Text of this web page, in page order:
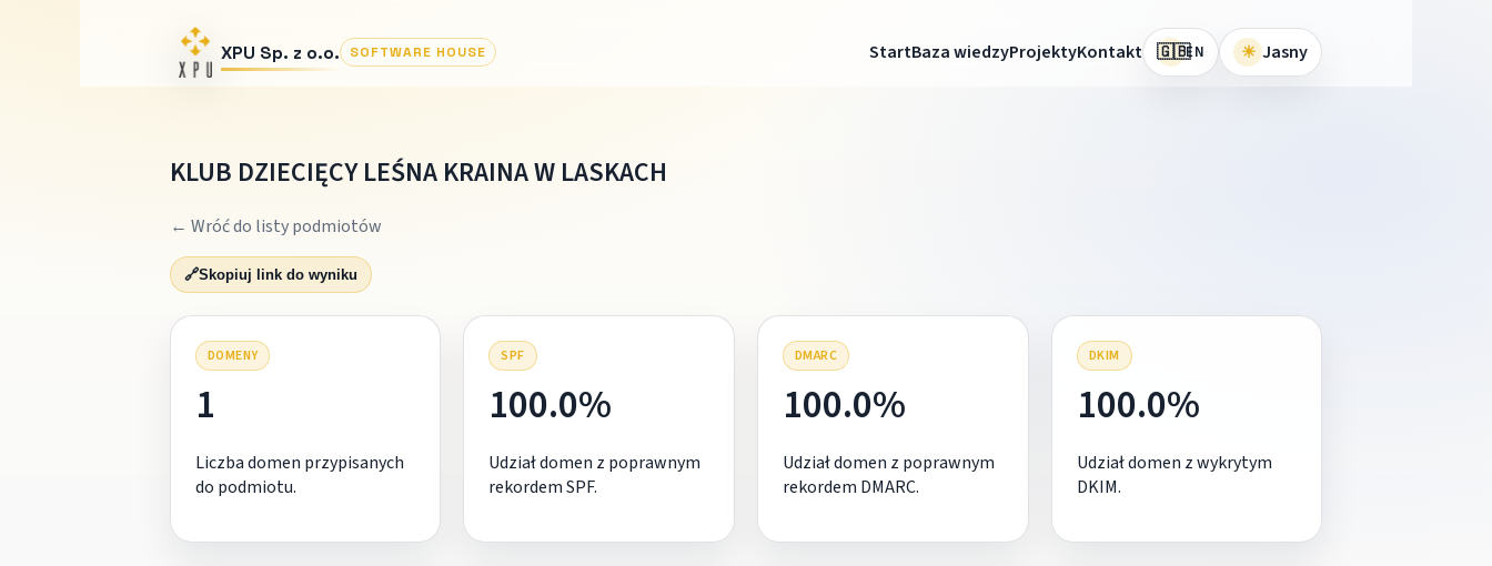
XPU Sp. z o.o. SOFTWARE HOUSE StartBaza wiedzyProjektyKontakt 🇬🇧EN ☀ Jasny
KLUB DZIECIĘCY LEŚNA KRAINA W LASKACH
← Wróć do listy podmiotów
🔗Skopiuj link do wyniku
DOMENY
1
Liczba domen przypisanych
do podmiotu.
SPF
100.0%
Udział domen z poprawnym
rekordem SPF.
DMARC
100.0%
Udział domen z poprawnym
rekordem DMARC.
DKIM
100.0%
Udział domen z wykrytym
DKIM.